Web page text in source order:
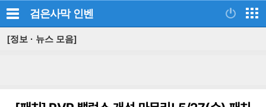
검은사막 인벤
[정보 · 뉴스 모음]